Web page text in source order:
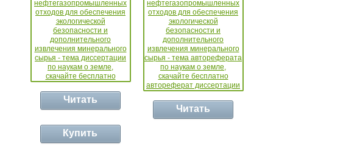
Читать
Читать
Купить